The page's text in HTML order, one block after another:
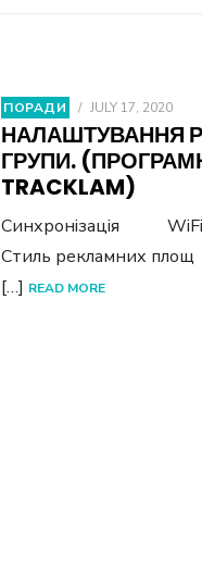
ПОРАДИ / JULY 17, 2020
НАЛАШТУВАННЯ
ГРУПИ.
TRACKLAM)
Синхронізація
Стиль рекламних
[…] READ MORE